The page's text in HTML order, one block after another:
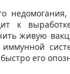
к
живую
его